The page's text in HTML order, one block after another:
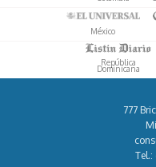
México
República
Dominicana
777
Tel.: